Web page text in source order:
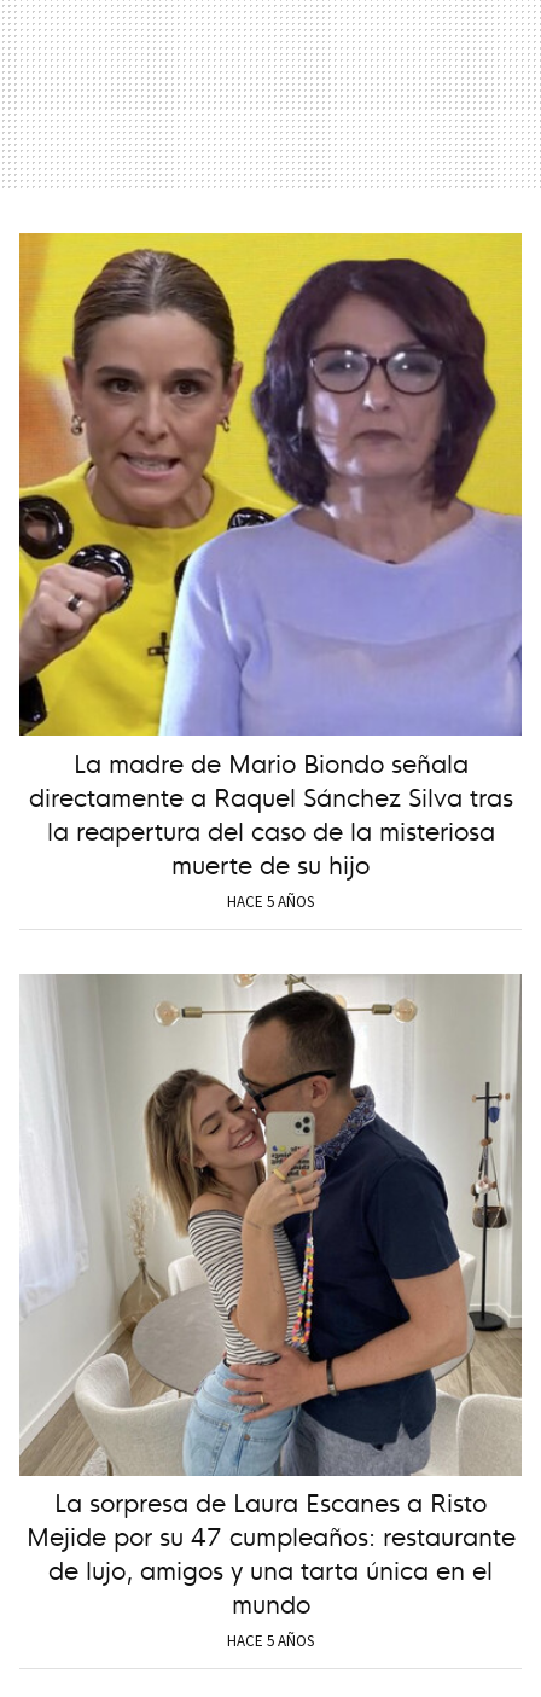
La madre de Mario Biondo señala
directamente a Raquel Sánchez Silva tras
la reapertura del caso de la misteriosa
muerte de su hijo
HACE 5 AÑOS
La sorpresa de Laura Escanes a Risto
Mejide por su 47 cumpleaños: restaurante
de lujo, amigos y una tarta única en el
mundo
HACE 5 AÑOS